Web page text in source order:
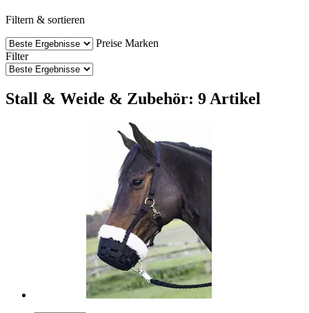
Filtern & sortieren
Preise Marken
Filter
Stall & Weide & Zubehör: 9 Artikel